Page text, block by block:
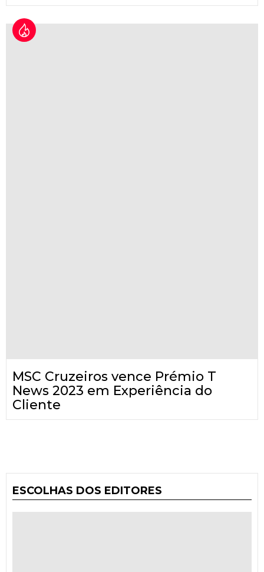
MSC Cruzeiros vence Prémio T
News 2023 em Experiência do
Cliente
ESCOLHAS DOS EDITORES